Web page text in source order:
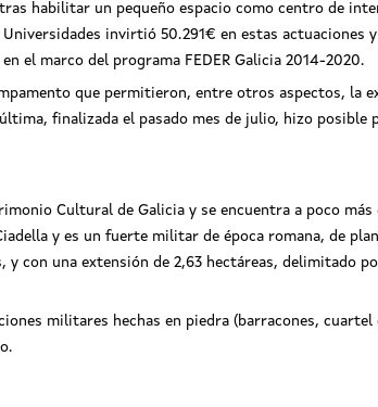
habilitar un pequeño espacio como centro de
invirtió 50.291€ en estas actuaciones y
el marco del programa FEDER Galicia 2014-2020.
que permitieron, entre otros aspectos, la
finalizada el pasado mes de julio, hizo posible
Cultural de Galicia y se encuentra a poco más
y es un fuerte militar de época romana, de
con una extensión de 2,63 hectáreas, delimitado
militares hechas en piedra (barracones, cuartel